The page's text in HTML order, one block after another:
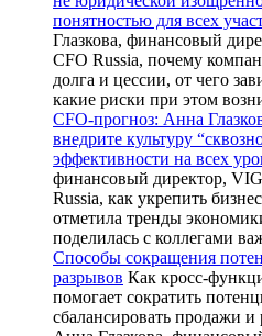
понятностью для всех
Глазкова, финансовый
CFO Russia, почему
долга и цессии, от чего
какие риски при этом
CFO-прогноз: Анна
внедрите культуру
эффективности на всех
финансовый директор, VIG
Russia, как укрепить
отметила тренды
поделилась с коллегами
Способы сокращения
разрывов Как кросс-
помогает сократить
сбалансировать продажи